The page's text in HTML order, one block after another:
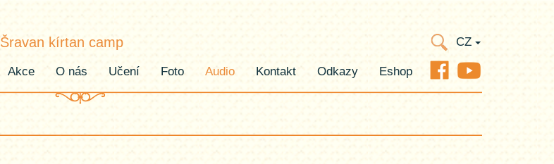
Programy pro veřejnost
Šravan kírtan camp CZ
Akce O nás Učení Foto Audio Kontakt Odkazy Eshop